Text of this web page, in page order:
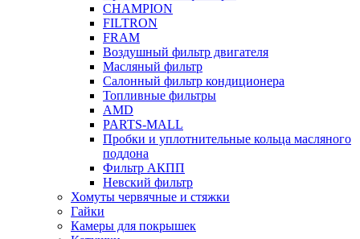
CHAMPION
FILTRON
FRAM
Воздушный фильтр двигателя
Масляный фильтр
Салонный фильтр кондиционера
Топливные фильтры
AMD
PARTS-MALL
Пробки и уплотнительные кольца масляного
поддона
Фильтр АКПП
Невский фильтр
Хомуты червячные и стяжки
Гайки
Камеры для покрышек